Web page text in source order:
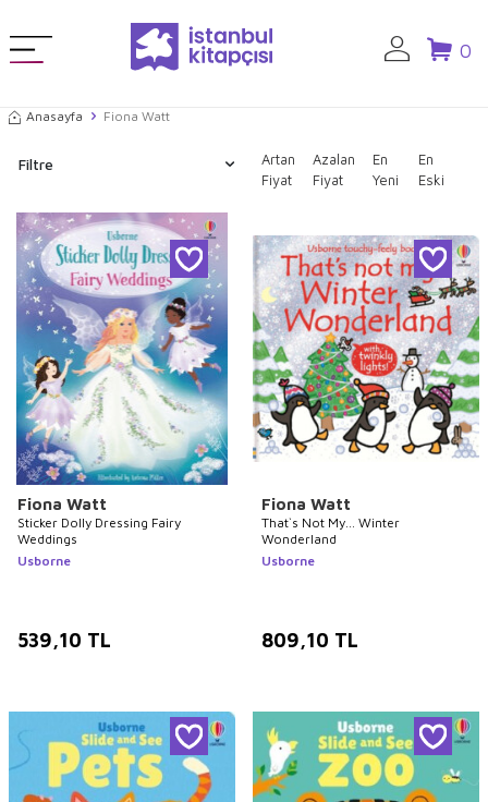
0
Anasayfa Fiona Watt
Filtre
Artan
Fiyat
Azalan
Fiyat
En
Yeni
En
Eski
Fiona Watt
Sticker Dolly Dressing Fairy
Weddings
Usborne
539,10 TL
Fiona Watt
That`s Not My... Winter
Wonderland
Usborne
809,10 TL